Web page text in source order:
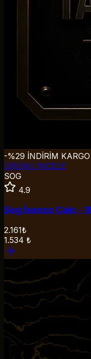
-%29 İNDİRİM
ÜRÜNÜ İNCELE
SOG
4.9
Sog İsonzo Çakı -
2.161₺
1.534 ₺